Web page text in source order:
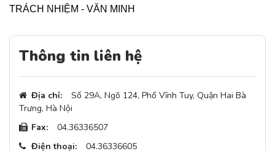
TRÁCH NHIỆM - VĂN MINH
Thông tin liên hệ
Địa chỉ:
Số 29A, Ngõ 124, Phố Vĩnh Tuy, Quận Hai Bà
Trưng, Hà Nội
Fax:
04.36336507
Điện thoại:
04.36336605